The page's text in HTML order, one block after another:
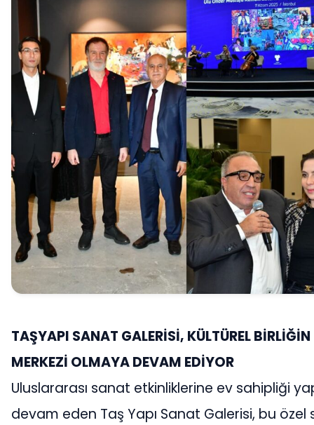
TAŞYAPI SANAT GALERİSİ, KÜLTÜREL BİRLİĞİN
MERKEZİ OLMAYA DEVAM EDİYOR
Uluslararası sanat etkinliklerine ev sahipliği
devam eden Taş Yapı Sanat Galerisi, bu özel